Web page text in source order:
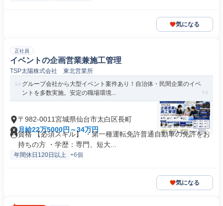
気になる
正社員
イベントの企画営業兼施工管理
TSP太陽株式会社 東北営業所
グループ会社から大型イベント案件あり！自治体・民間企業のイベ
ントを多数実施。安定の職場環境...
〒982-0011宮城県仙台市太白区長町
月給22万5000円～34万円
資格 【必須スキル】 ・第一種運転免許普通自動車の免許をお
持ちの方 ・学歴：専門、短大...
年間休日120日以上 +6個
気になる